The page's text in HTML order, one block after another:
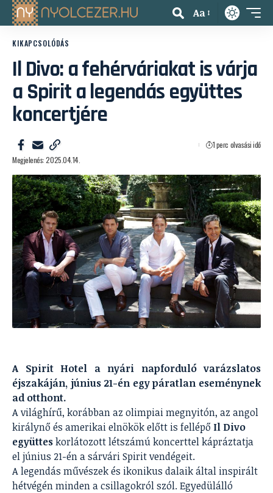
Aa
KIKAPCSOLÓDÁS
Il Divo: a fehérváriakat is várja
a Spirit a legendás együttes
koncertjére
Megjelenés: 2025.04.14.
1 perc olvasási idő
A Spirit Hotel a nyári napforduló varázslatos
éjszakáján, június 21-én egy páratlan eseménynek
ad otthont.
A világhírű, korábban az olimpiai megnyitón, az angol
királynő és amerikai elnökök előtt is fellépő Il Divo
együtteskorlátozott létszámú koncerttel kápráztatja
el június 21-én a sárvári Spirit vendégeit.
A legendás művészek és ikonikus dalaik által inspirált
hétvégén minden a csillagokról szól. Egyedülálló